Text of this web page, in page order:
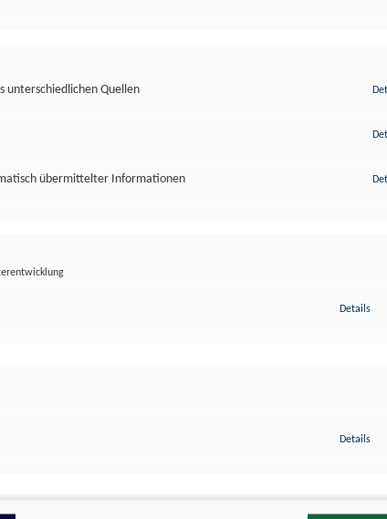
unterschiedlichen Quellen
übermittelter Informationen
Details zu
Details zu